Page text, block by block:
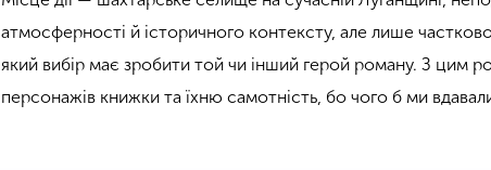
атмосферності й історичного контексту, але лише
який вибір має зробити той чи інший герой роману. З цим
персонажів книжки та їхню самотність, бо чого б ми